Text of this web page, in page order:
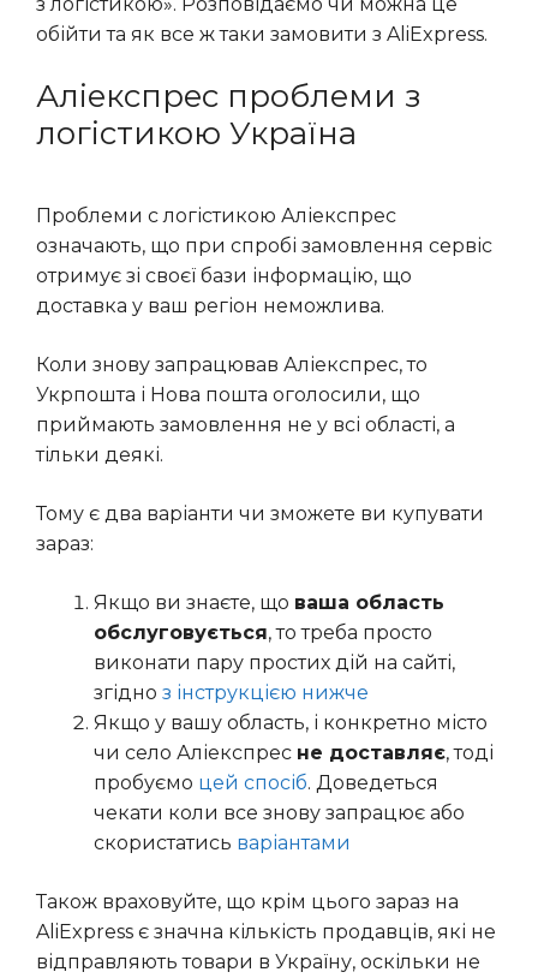
обійти та як все ж таки замовити з AliExpress.
Аліекспрес проблеми з
логістикою Україна
Проблеми с логістикою Аліекспрес
означають, що при спробі замовлення сервіс
отримує зі своєї бази інформацію, що
доставка у ваш регіон неможлива.
Коли знову запрацював Аліекспрес, то
Укрпошта і Нова пошта оголосили, що
приймають замовлення не у всі області, а
тільки деякі.
Тому є два варіанти чи зможете ви купувати
зараз:
Якщо ви знаєте, що ваша область
обслуговується, то треба просто
виконати пару простих дій на сайті,
згідно з інструкцією нижче
Якщо у вашу область, і конкретно місто
чи село Аліекспрес не доставляє, тоді
пробуємо цей спосіб. Доведеться
чекати коли все знову запрацює або
скористатись варіантами
Також враховуйте, що крім цього зараз на
AliExpress є значна кількість продавців, які не
відправляють товари в Україну, оскільки не